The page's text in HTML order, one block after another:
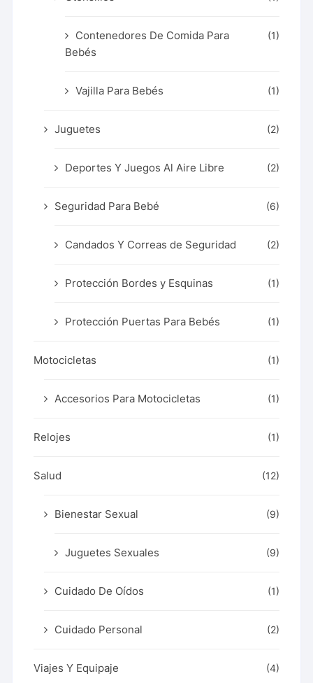
Contenedores De Comida Para
Bebés
(1)
Vajilla Para Bebés (1)
Juguetes (2)
Deportes Y Juegos Al Aire Libre (2)
Seguridad Para Bebé (6)
Candados Y Correas de Seguridad (2)
Protección Bordes y Esquinas (1)
Protección Puertas Para Bebés (1)
Motocicletas (1)
Accesorios Para Motocicletas (1)
Relojes (1)
Salud (12)
Bienestar Sexual (9)
Juguetes Sexuales (9)
Cuidado De Oídos (1)
Cuidado Personal (2)
Viajes Y Equipaje (4)